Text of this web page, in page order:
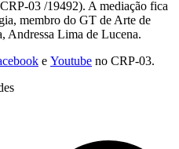
03 /19492). A mediação fica
membro do GT de Arte de
Andressa Lima de Lucena.
e Youtube no CRP-03.